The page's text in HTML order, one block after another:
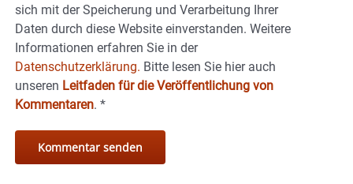
sich mit der Speicherung und Verarbeitung Ihrer
Daten durch diese Website einverstanden. Weitere
Informationen erfahren Sie in der
Datenschutzerklärung. Bitte lesen Sie hier auch
unseren Leitfaden für die Veröffentlichung von
Kommentaren. *